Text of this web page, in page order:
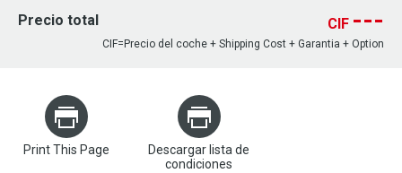
Precio total CIF ---
CIF=Precio del coche + Shipping Cost + Garantia + Option
Print This Page
Descargar lista de
condiciones